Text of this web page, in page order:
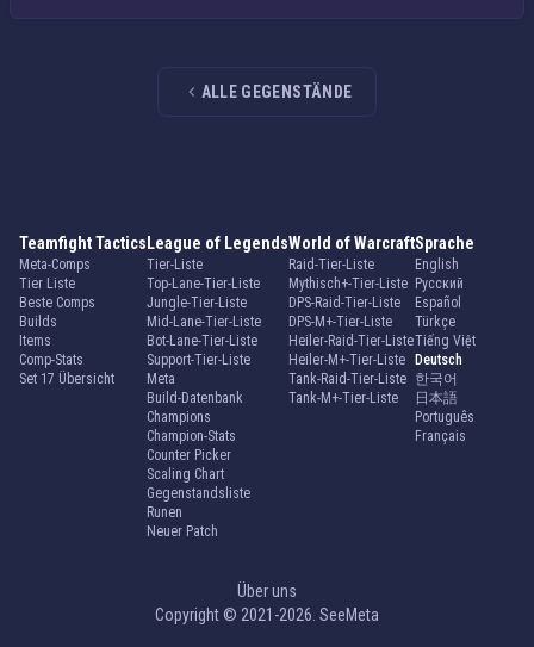
ALLE GEGENSTÄNDE
Teamfight Tactics
Meta-Comps
Tier Liste
Beste Comps
Builds
Items
Comp-Stats
Set 17 Übersicht
League of Legends
Tier-Liste
Top-Lane-Tier-Liste
Jungle-Tier-Liste
Mid-Lane-Tier-Liste
Bot-Lane-Tier-Liste
Support-Tier-Liste
Meta
Build-Datenbank
Champions
Champion-Stats
Counter Picker
Scaling Chart
Gegenstandsliste
Runen
Neuer Patch
World of Warcraft
Raid-Tier-Liste
Mythisch+-Tier-Liste
DPS-Raid-Tier-Liste
DPS-M+-Tier-Liste
Heiler-Raid-Tier-Liste
Heiler-M+-Tier-Liste
Tank-Raid-Tier-Liste
Tank-M+-Tier-Liste
Sprache
English
Русский
Español
Türkçe
Tiếng Việt
Deutsch
한국어
日本語
Português
Français
Über uns
Copyright © 2021-2026. SeeMeta